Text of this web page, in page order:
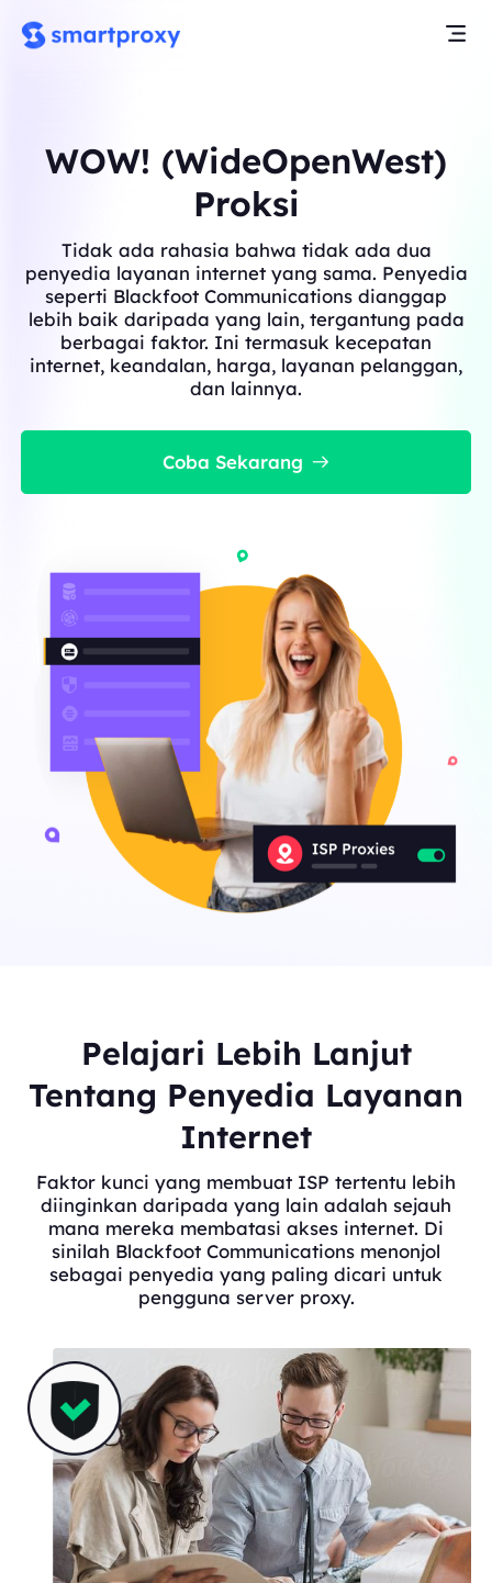
WOW! (WideOpenWest)
Proksi
Tidak ada rahasia bahwa tidak ada dua
penyedia layanan internet yang sama. Penyedia
seperti Blackfoot Communications dianggap
lebih baik daripada yang lain, tergantung pada
berbagai faktor. Ini termasuk kecepatan
internet, keandalan, harga, layanan pelanggan,
dan lainnya.
Coba Sekarang
Pelajari Lebih Lanjut
Tentang Penyedia Layanan
Internet
Faktor kunci yang membuat ISP tertentu lebih
diinginkan daripada yang lain adalah sejauh
mana mereka membatasi akses internet. Di
sinilah Blackfoot Communications menonjol
sebagai penyedia yang paling dicari untuk
pengguna server proxy.